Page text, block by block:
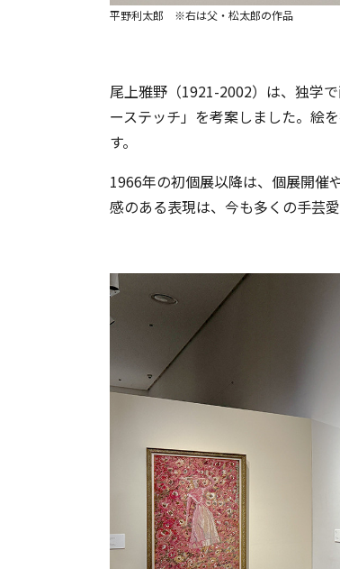
平野利太郎 ※右は父・松太郎の作品
尾上雅野（1921-2002）は、独学
ーステッチ」を考案しました。絵
す。
1966年の初個展以降は、個展開催
感のある表現は、今も多くの手芸